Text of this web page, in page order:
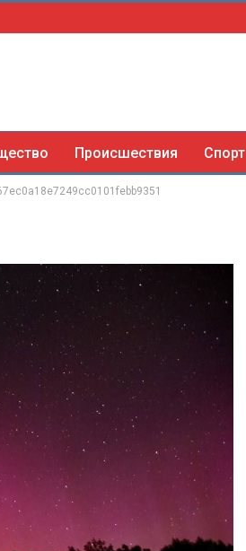
Происшествия Спорт